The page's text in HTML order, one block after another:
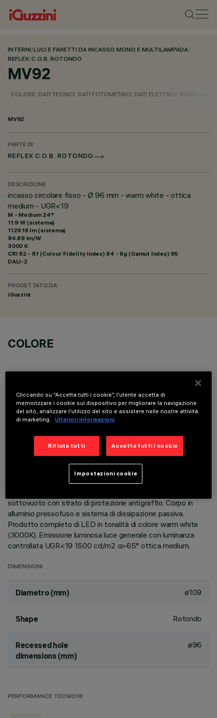
INTERNI/LUCI E FARETTI DA INCASSO MONO E MULTILAMPADA/
REFLEX/C.O.B. ROTONDO
MV92
COLORE DATI TECNICI DATI FOTOMETRICI DATI ELETTRICI
MV92
PARTE DI
REFLEX C.O.B. ROTONDO
DESCRIZIONE
incasso circolare fisso - Ø 96 mm - warm white - ottica
medium - UGR<19
M - Medium 24°
11.9 W (sistema)
1129.18 lm (sistema)
94.89 lm/W
3000 K
CRI 82 - Rf (Colour Fidelity Index) 84 - Rg (Gamut Index) 95
DALI-2
PROGETTATO DA
iGuzzini
COLORE
DATI TECNICI
Apparecchio rotondo fisso finalizzato all'utilizzo di sorgente
LED con tecnologia C.o.B. Versione con falda per installazione
sottovuoto con strato di protezione antigraffio. Corpo in
alluminio pressofuso e sistema di dissipazione passiva.
Prodotto completo di LED in tonalità di colore warm white
(3000K). Emissione luminosa luce generale con luminanza
controllata UGR<19 1500 cd/m2 α>65° ottica medium.
DIMENSIONI
Diametro (mm) ø109
Shape Rotondo
Recessed hole
dimensions (mm)
ø96
PERFORMANCE TECNICHE
Cliccando su “Accetta tutti i cookie”, l'utente accetta di
memorizzare i cookie sul dispositivo per migliorare la navigazione
del sito, analizzare l'utilizzo del sito e assistere nelle nostre attività
di marketing.
Ulteriori informazioni
Rifiuta tutti Accetta tutti i cookie
Impostazioni cookie